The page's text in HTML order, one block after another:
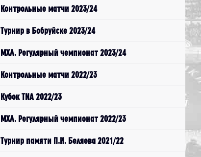
Контрольные матчи 2023/24
Турнир в Бобруйске 2023/24
МХЛ. Регулярный чемпионат 2023/24
Контрольные матчи 2022/23
Кубок TNA 2022/23
МХЛ. Регулярный чемпионат 2022/23
Турнир памяти П.И. Беляева 2021/22